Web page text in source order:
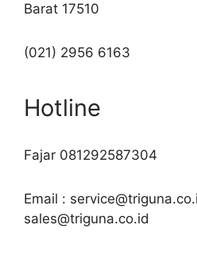
Barat 17510
(021) 2956 6163
Hotline
Fajar 081292587304
Email :
sales@triguna.co.id